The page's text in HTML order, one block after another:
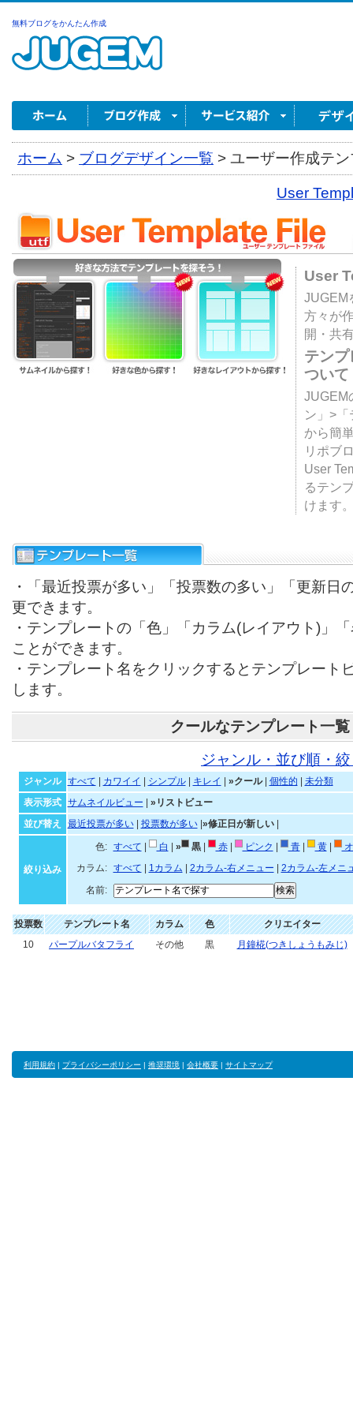
無料ブログをかんたん作成
ホーム > ブログデザイン一覧 > ユーザー作成テ
User
User
JUGEM
方々が
開・共
テン
ついて
JUGEM
ン」>
から簡
リポブ
User
るテン
けます
・「最近投票が多い」「投票数の多い」「更新日
更できます。
・テンプレートの「色」「カラム(レイアウト)」
ことができます。
・テンプレート名をクリックするとテンプレート
します。
クールなテンプレート一覧
ジャンル・並び順・
ジャンル すべて カワイイ シンプル| キレイ »クール| 個性的
未分類
表示形式
サムネイルビュー
»リストビュー
並び替え
最近投票が多い| 投票数が多い| »修正日が新しい|
絞り込み
色: すべて 白 » 黒| 赤| ピンク 青| 黄|
カラム:
すべて 1カラム 2カラム-右メニュー
2カラム-左メニ
名前:
投票数 テンプレート名 カラム 色
クリエイター
10
パープルバタフライ その他 黒 月鐘椛(つきしょうもみじ)
利用規約 | プライバシーポリシー | 推奨環境 | 会社概要 | サイトマップ